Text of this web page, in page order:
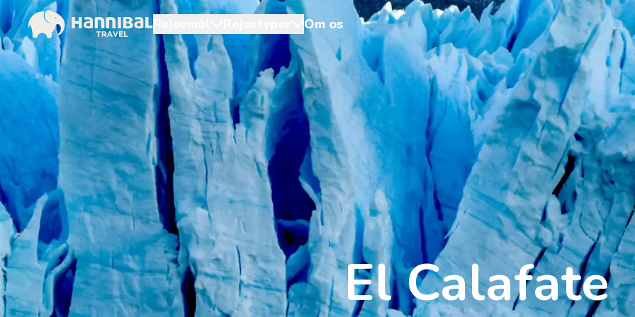
Om os
El Calafate